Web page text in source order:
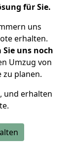
für Sie.
uns
erhalten.
uns noch
Umzug von
zu planen.
, und erhalten